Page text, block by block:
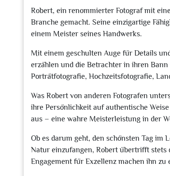
Robert, ein renommierter Fotograf mit
Branche gemacht. Seine einzigartige
einem Meister seines Handwerks.
Mit einem geschulten Auge für Details
erzählen und die Betrachter in ihren
Porträtfotografie, Hochzeitsfotografie,
Was Robert von anderen Fotografen
ihre Persönlichkeit auf authentische
aus – eine wahre Meisterleistung in der
Ob es darum geht, den schönsten Tag im
Natur einzufangen, Robert übertrifft stets
Engagement für Exzellenz machen ihn